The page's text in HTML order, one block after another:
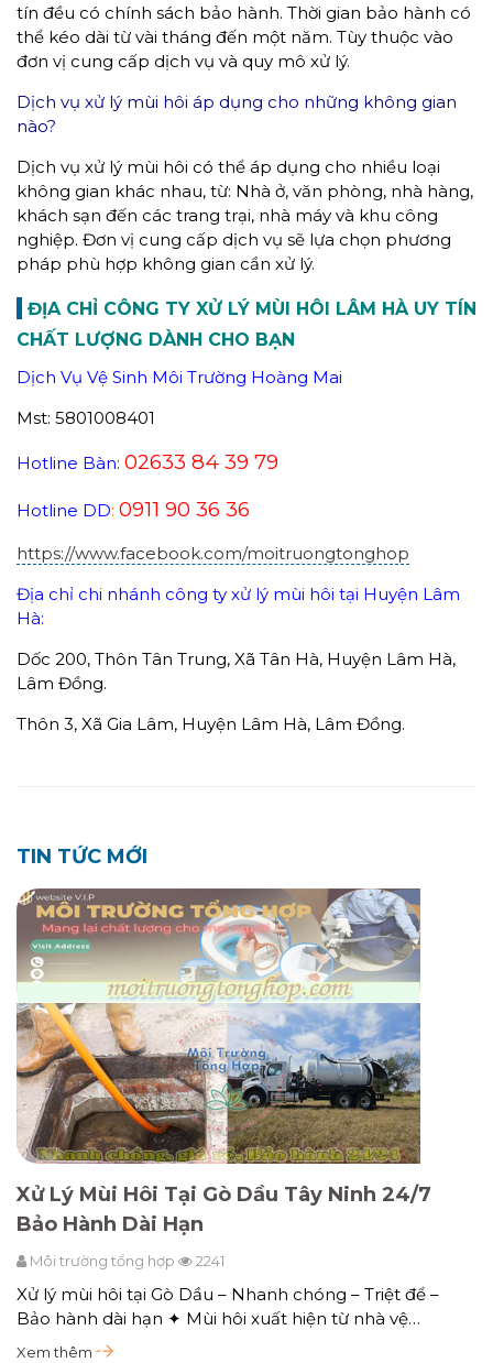
tín đều có chính sách bảo hành. Thời gian bảo hành có
thể kéo dài từ vài tháng đến một năm. Tùy thuộc vào
đơn vị cung cấp dịch vụ và quy mô xử lý.
Dịch vụ xử lý mùi hôi áp dụng cho những không gian
nào?
Dịch vụ xử lý mùi hôi có thể áp dụng cho nhiều loại
không gian khác nhau, từ: Nhà ở, văn phòng, nhà hàng,
khách sạn đến các trang trại, nhà máy và khu công
nghiệp. Đơn vị cung cấp dịch vụ sẽ lựa chọn phương
pháp phù hợp không gian cần xử lý.
ĐỊA CHỈ CÔNG TY XỬ LÝ MÙI HÔI LÂM HÀ UY TÍN
CHẤT LƯỢNG DÀNH CHO BẠN
Dịch Vụ Vệ Sinh Môi Trường Hoàng Mai
Mst: 5801008401
Hotline Bàn: 02633 84 39 79
Hotline DD: 0911 90 36 36
https://www.facebook.com/moitruongtonghop
Địa chỉ chi nhánh công ty xử lý mùi hôi tại Huyện Lâm
Hà:
Dốc 200, Thôn Tân Trung, Xã Tân Hà, Huyện Lâm Hà,
Lâm Đồng.
Thôn 3, Xã Gia Lâm, Huyện Lâm Hà, Lâm Đồng.
TIN TỨC MỚI
Xử Lý Mùi Hôi Tại Gò Dầu Tây Ninh 24/7
Bảo Hành Dài Hạn
Môi trường tổng hợp 2241
Xử lý mùi hôi tại Gò Dầu – Nhanh chóng – Triệt để –
Bảo hành dài hạn ✦ Mùi hôi xuất hiện từ nhà vệ…
Xem thêm